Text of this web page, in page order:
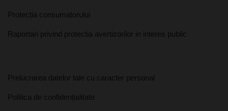
Protecția consumatorului
Raportari privind protectia avertizorilor in interes public
Prelucrarea datelor tale cu caracter personal
Politica de confidențialitate